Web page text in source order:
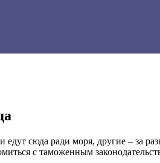
сюда ради моря, другие – за
с таможенным